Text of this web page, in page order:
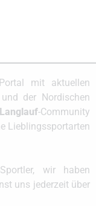
mit aktuellen
der Nordischen
Langlauf-Community
Lieblingssportarten
wir haben
uns jederzeit über